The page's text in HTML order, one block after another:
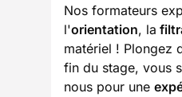
Nos formateurs
l'orientation, la
matériel ! Plongez
fin du stage, vous
nous pour une